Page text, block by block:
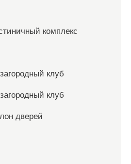
комплекс
клуб
клуб
дверей